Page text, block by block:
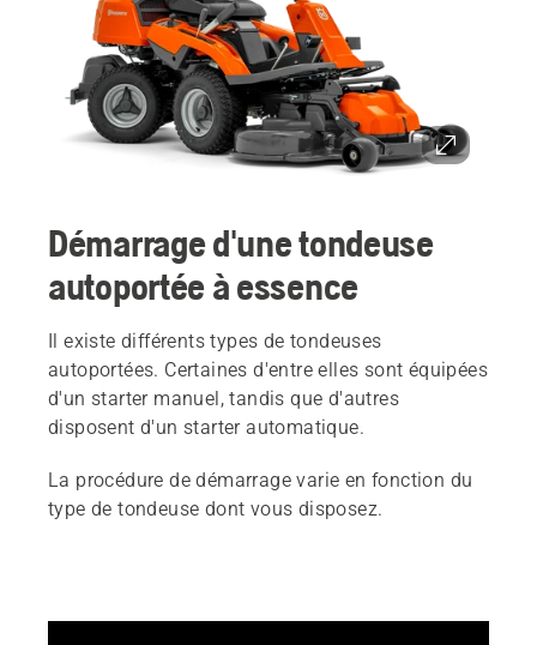
Démarrage d'une tondeuse
autoportée à essence
Il existe différents types de tondeuses
autoportées. Certaines d'entre elles sont équipées
d'un starter manuel, tandis que d'autres
disposent d'un starter automatique.
La procédure de démarrage varie en fonction du
type de tondeuse dont vous disposez.